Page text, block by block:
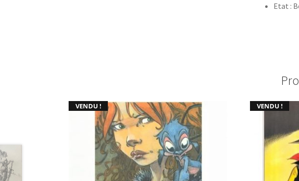
Etat :
VENDU ! VENDU !